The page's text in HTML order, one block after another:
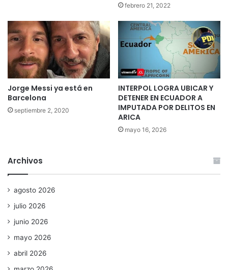
febrero 21, 2022
Jorge Messi ya está en
Barcelona
septiembre 2, 2020
INTERPOL LOGRA UBICAR Y
DETENER EN ECUADOR A
IMPUTADA POR DELITOS EN
ARICA
mayo 16, 2026
Archivos
agosto 2026
julio 2026
junio 2026
mayo 2026
abril 2026